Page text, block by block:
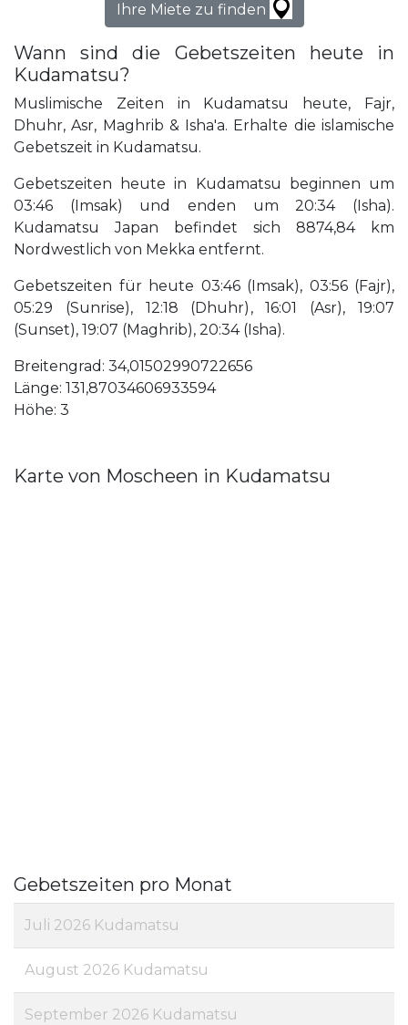
Ihre Miete zu finden
Wann sind die Gebetszeiten heute in
Kudamatsu?
Muslimische Zeiten in Kudamatsu heute, Fajr,
Dhuhr, Asr, Maghrib & Isha'a. Erhalte die islamische
Gebetszeit in Kudamatsu.
Gebetszeiten heute in Kudamatsu beginnen um
03:46 (Imsak) und enden um 20:34 (Isha).
Kudamatsu Japan befindet sich 8874,84 km
Nordwestlich von Mekka entfernt.
Gebetszeiten für heute 03:46 (Imsak), 03:56 (Fajr),
05:29 (Sunrise), 12:18 (Dhuhr), 16:01 (Asr), 19:07
(Sunset), 19:07 (Maghrib), 20:34 (Isha).
Breitengrad: 34,01502990722656
Länge: 131,87034606933594
Höhe: 3
Karte von Moscheen in Kudamatsu
Gebetszeiten pro Monat
Juli 2026 Kudamatsu
August 2026 Kudamatsu
September 2026 Kudamatsu